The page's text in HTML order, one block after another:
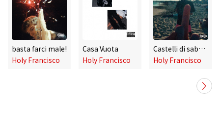
basta farci male!
Holy Francisco
Casa Vuota
Holy Francisco
Castelli di sabbia
Holy Francisco